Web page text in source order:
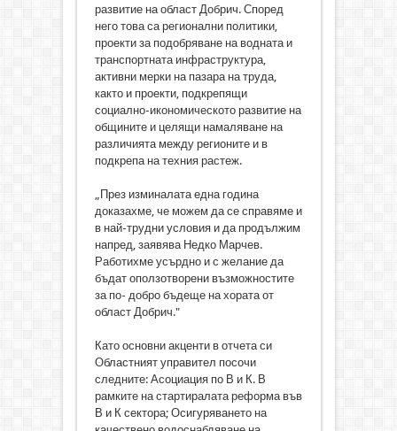
развитие на област Добрич. Според
него това са регионални политики,
проекти за подобряване на водната и
транспортната инфраструктура,
активни мерки на пазара на труда,
както и проекти, подкрепящи
социално-икономическото развитие на
общините и целящи намаляване на
различията между регионите и в
подкрепа на техния растеж.
„През изминалата една година
доказахме, че можем да се справяме и
в най-трудни условия и да продължим
напред, заявява Недко Марчев.
Работихме усърдно и с желание да
бъдат оползотворени възможностите
за по- добро бъдеще на хората от
област Добрич."
Като основни акценти в отчета си
Областният управител посочи
следните: Асоциация по В и К. В
рамките на стартиралата реформа във
В и К сектора; Осигуряването на